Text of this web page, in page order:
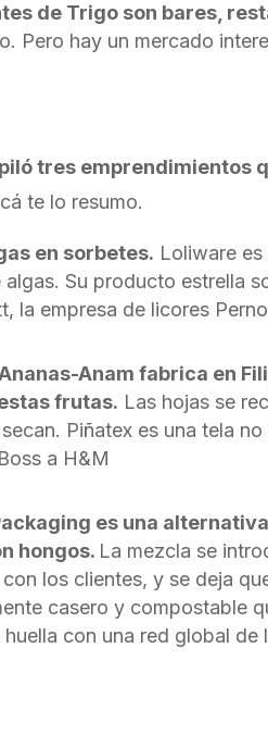
de Trigo son bares,
Pero hay un mercado
tres emprendimientos
te lo resumo.
en sorbetes. Loliware
Su producto estrella
la empresa de licores
Anam fabrica en
frutas. Las hojas se
Piñatex es una tela
a H&M
es una
hongos. La mezcla se
los clientes, y se deja
casero y compostable
con una red global